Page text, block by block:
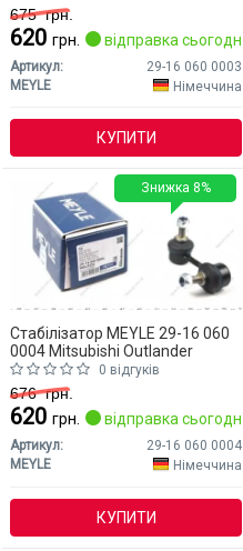
675грн.
620 грн. відправка сьогодні
Артикул:
29-16 060 0003
MEYLE
Німеччина
КУПИТИ
Стабілізатор MEYLE 29-16 060
0004 Mitsubishi Outlander
0 відгуків
676грн.
620 грн. відправка сьогодні
Артикул:
29-16 060 0004
MEYLE
Німеччина
КУПИТИ
Знижка 8%